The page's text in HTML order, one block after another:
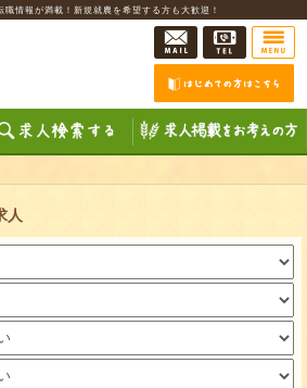
職情報が満載！新規就農を希望する方も大歓迎！
人